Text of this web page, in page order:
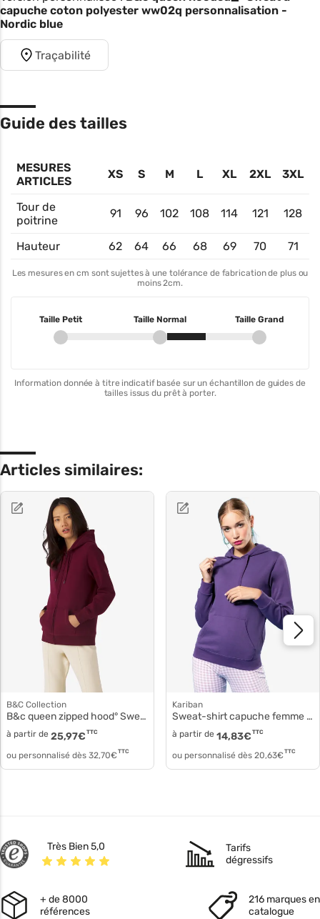
capuche coton polyester ww02q personnalisation -
Nordic blue
Traçabilité
Guide des tailles
MESURES
ARTICLES
XS S M L XL 2XL 3XL
Tour de
poitrine
91 96 102 108 114 121 128
Hauteur 62 64 66 68 69 70 71
Les mesures en cm sont sujettes à une tolérance de fabrication de plus ou
moins 2cm.
Taille Petit Taille Normal Taille Grand
Information donnée à titre indicatif basée sur un échantillon de guides de
tailles issus du prêt à porter.
Articles similaires:
B&C Collection
B&c queen zipped hood° Sweat à capuche ww03q
à partir de 25,97€ TTC
ou personnalisé dès 32,70€ TTC
Kariban
Sweat-shirt capuche femme ka-k473
à partir de 14,83€ TTC
ou personnalisé dès 20,63€ TTC
Très Bien 5,0
Tarifs
dégressifs
+ de 8000
références
216 marques en
catalogue